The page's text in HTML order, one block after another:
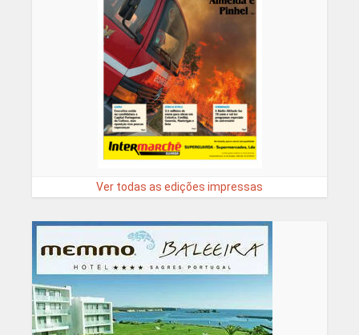
Ver todas as edições impressas